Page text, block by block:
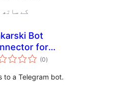
7.0.3 کے
Bot
for
(0مجموعی
درجہ
)
to a Telegram bot.